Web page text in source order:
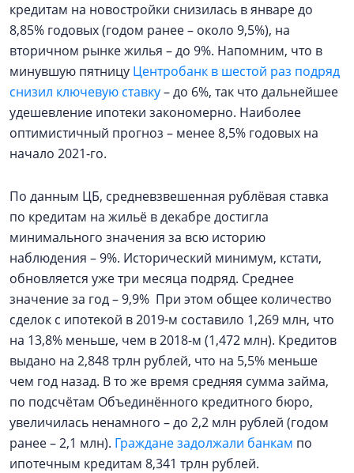
кредитам на новостройки снизилась в январе до
8,85% годовых (годом ранее – около 9,5%), на
вторичном рынке жилья – до 9%. Напомним, что в
минувшую пятницу Центробанк в шестой раз подряд
снизил ключевую ставку– до 6%, так что дальнейшее
удешевление ипотеки закономерно. Наиболее
оптимистичный прогноз – менее 8,5% годовых на
начало 2021-го.
По данным ЦБ, средневзвешенная рублёвая ставка
по кредитам на жильё в декабре достигла
минимального значения за всю историю
наблюдения – 9%. Исторический минимум, кстати,
обновляется уже три месяца подряд. Среднее
значение за год – 9,9% При этом общее количество
сделок с ипотекой в 2019-м составило 1,269 млн, что
на 13,8% меньше, чем в 2018-м (1,472 млн). Кредитов
выдано на 2,848 трлн рублей, что на 5,5% меньше
чем год назад. В то же время средняя сумма займа,
по подсчётам Объединённого кредитного бюро,
увеличилась ненамного – до 2,2 млн рублей (годом
ранее – 2,1 млн). Граждане задолжали банкам по
ипотечным кредитам 8,341 трлн рублей.